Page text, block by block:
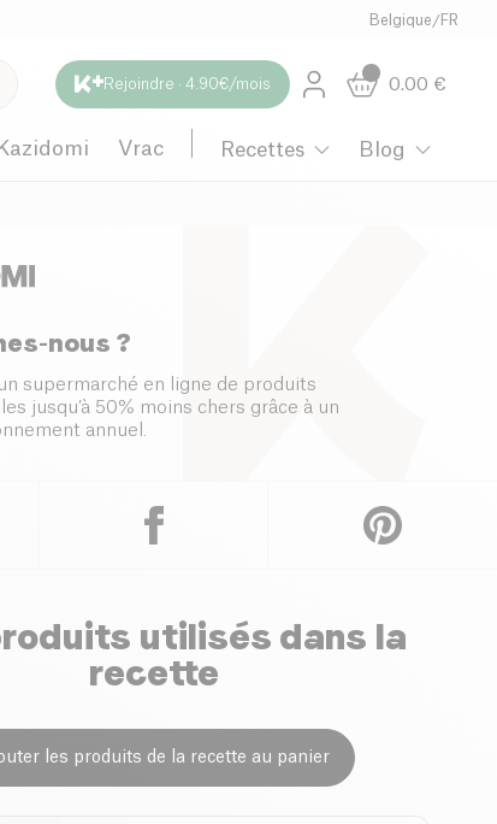
Belgique /FR
Rejoindre · 4.90€/mois 0.00 €
Vrac Recettes Blog
nous ?
supermarché en ligne de produits
jusqu’à 50% moins chers grâce à un
annuel.
utilisés dans la
recette
les produits de la recette au panier